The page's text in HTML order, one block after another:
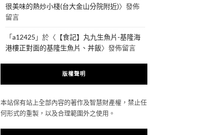
很美味的熱炒小棧(台大金山分院附近)〉發佈
留言
「a12425 」於〈 【食記】丸九生魚片-基隆海
港樓正對面的基隆生魚片、丼飯〉發佈留言
版權聲明
本站保有站上全部內容的著作及智慧財產權，禁止任
何形式的重製，以及合理範圍外之使用。